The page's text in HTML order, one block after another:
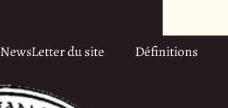
NewsLetter du site Définitions